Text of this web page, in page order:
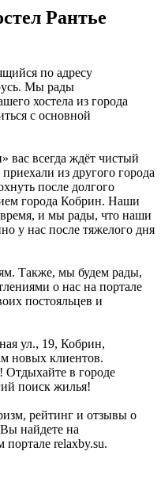
Рантье
по адресу
Мы рады
хостела из города
с основной
вас всегда ждёт чистый
из другого города
после долгого
города Кобрин. Наши
и мы рады, что наши
у нас после тяжелого дня
Также, мы будем рады,
о нас на портале
постояльцев и
ул., 19, Кобрин,
новых клиентов.
Отдыхайте в городе
поиск жилья!
рейтинг и отзывы о
найдете на
relaxby.su.